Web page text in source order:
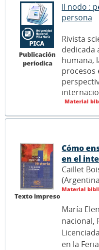
Publicación
períodica
Il nodo :
persona
Rivista
dedicada
humana,
procesos
Material
Texto impreso
Cómo
en el
Caillet
Material
María
nacional,
en la